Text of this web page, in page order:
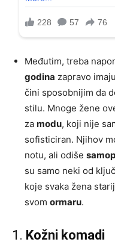
Međutim, treba
godina zapravo
čini sposobnijim da
stilu. Mnoge žene
za modu, koji nije
sofisticiran. Njihov
notu, ali odiše
su samo neki od
koje svaka žena
svom ormaru.
1. Kožni komadi